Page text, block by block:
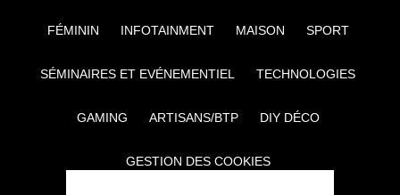
FÉMININ INFOTAINMENT MAISON SPORT
SÉMINAIRES ET EVÉNEMENTIEL TECHNOLOGIES
GAMING ARTISANS/BTP DIY DÉCO
GESTION DES COOKIES